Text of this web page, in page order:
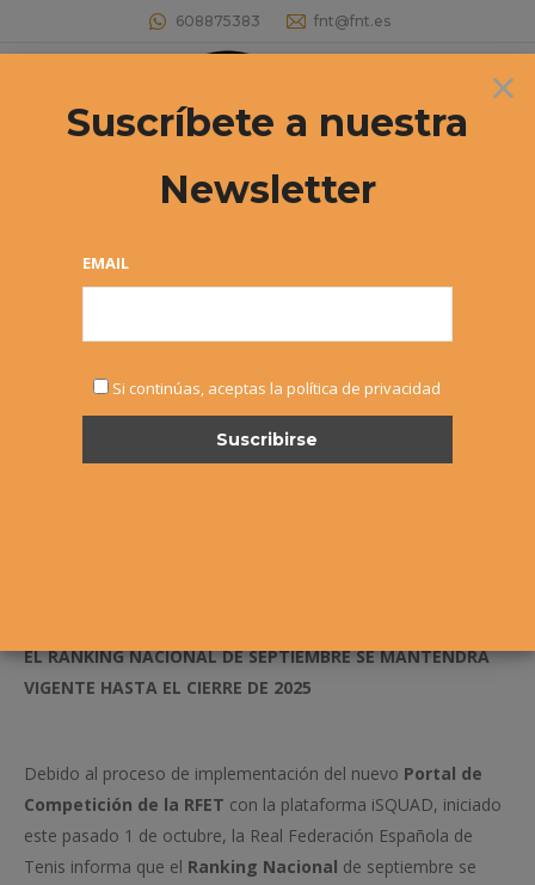
608875383 fnt@fnt.es
Buscar:
EL RANKING NACIONAL DE SEPTIEMBRE SE MANTENDRÁ
VIGENTE HASTA EL CIERRE DE 2025
Debido al proceso de implementación del nuevo Portal de
Competición de la RFET con la plataforma iSQUAD, iniciado
este pasado 1 de octubre, la Real Federación Española de
Tenis informa que el Ranking Nacional de septiembre se
×
Suscríbete a nuestra
Newsletter
EMAIL
Si continúas, aceptas la política de privacidad